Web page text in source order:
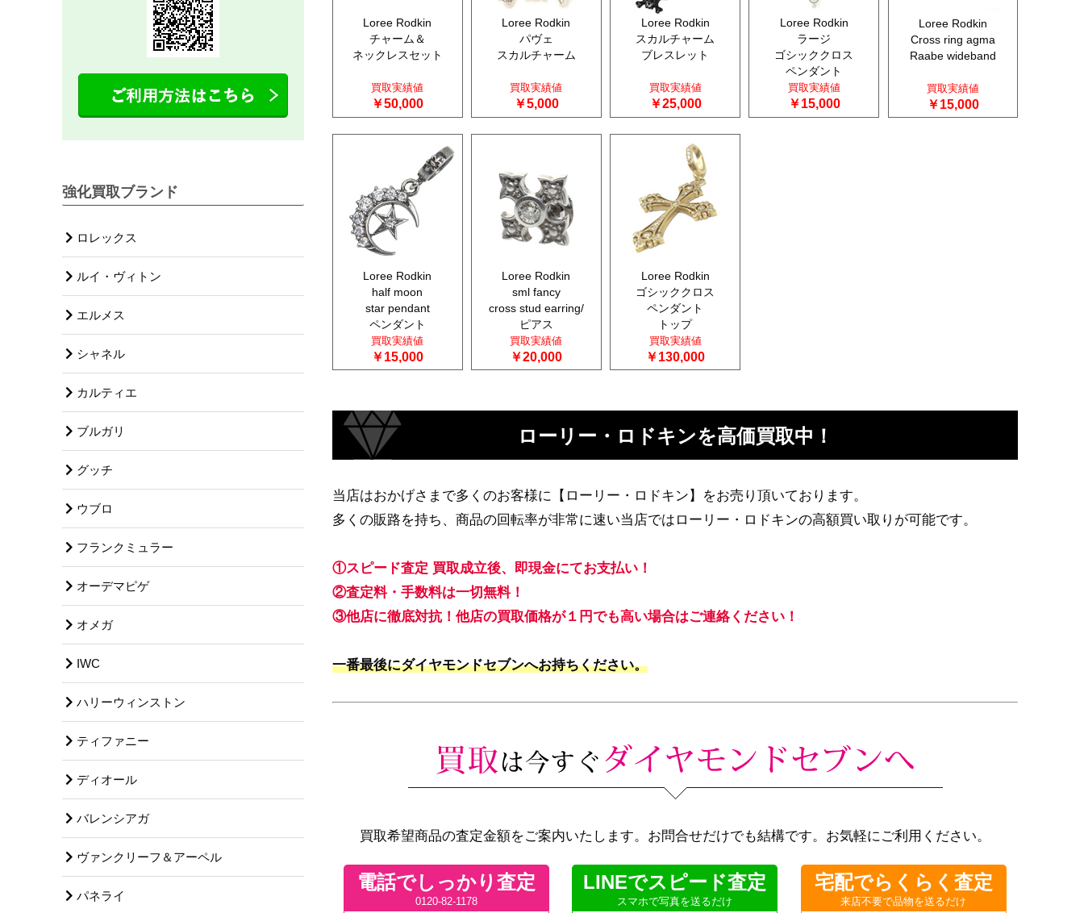
Loree Rodkin
チャーム＆
ネックレスセット
買取実績値
￥50,000
Loree Rodkin
パヴェ
スカルチャーム
買取実績値
￥5,000
Loree Rodkin
スカルチャーム
ブレスレット
買取実績値
￥25,000
Loree Rodkin
ラージ
ゴシッククロス
ペンダント
買取実績値
￥15,000
Loree Rodkin
Cross ring agma
Raabe wideband
買取実績値
￥15,000
Loree Rodkin
half moon
star pendant
ペンダント
買取実績値
￥15,000
Loree Rodkin
sml fancy
cross stud earring/
ピアス
買取実績値
￥20,000
Loree Rodkin
ゴシッククロス
ペンダント
トップ
買取実績値
￥130,000
ローリー・ロドキンを高価買取中！
当店はおかげさまで多くのお客様に【ローリー・ロドキン】をお売り頂いております。
多くの販路を持ち、商品の回転率が非常に速い当店ではローリー・ロドキンの高額買い取りが可能です。
①スピード査定 買取成立後、即現金にてお支払い！
②査定料・手数料は一切無料！
③他店に徹底対抗！他店の買取価格が１円でも高い場合はご連絡ください！
一番最後にダイヤモンドセブンへお持ちください。
買取希望商品の査定金額をご案内いたします。お問合せだけでも結構です。お気軽にご利用ください。
電話でしっかり査定
0120-82-1178
LINEでスピード査定
スマホで写真を送るだけ
宅配でらくらく査定
来店不要で品物を送るだけ
強化買取ブランド
ロレックス
ルイ・ヴィトン
エルメス
シャネル
カルティエ
ブルガリ
グッチ
ウブロ
フランクミュラー
オーデマピゲ
オメガ
IWC
ハリーウィンストン
ティファニー
ディオール
バレンシアガ
ヴァンクリーフ＆アーペル
パネライ